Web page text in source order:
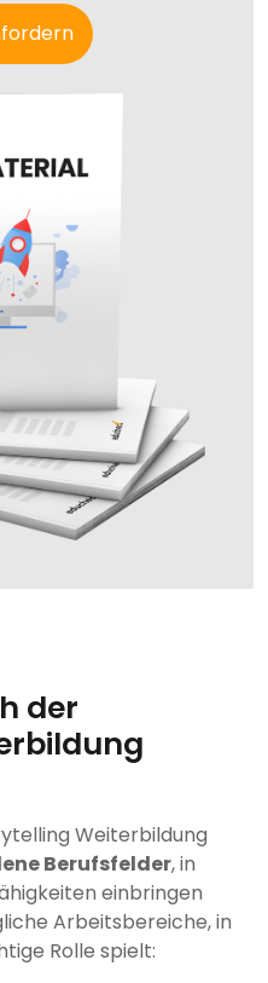
der
Weiterbildung
Berufsfelder, in
einbringen
Arbeitsbereiche, in
Rolle spielt: